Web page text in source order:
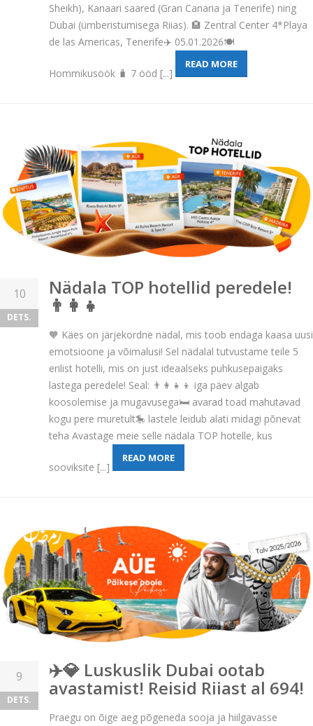
Sheikh), Kanaari saared (Gran Canaria ja Tenerife) ning
Dubai (ümberistumisega Riias). 🏨 Zentral Center 4*Playa
de las Americas, Tenerife✈️ 05.01.2026🍽️
Hommikusöök 🧳 7 ööd [...]
READ MORE
10
DETS.
Nädala TOP hotellid peredele!
👨‍👩‍👧
🧡 Käes on järjekordne nädal, mis toob endaga kaasa uusi
emotsioone ja võimalusi! Sel nädalal tutvustame teile 5
erilist hotelli, mis on just ideaalseks puhkusepaigaks
lastega peredele! Seal: 👨‍👩‍👧‍👦 iga päev algab
koosolemise ja mugavusega🛏️ avarad toad mahutavad
kogu pere muretult🎠 lastele leidub alati midagi põnevat
teha Avastage meie selle nädala TOP hotelle, kus
sooviksite [...]
READ MORE
9
DETS.
✈️💎 Luskuslik Dubai ootab
avastamist! Reisid Riiast al 694!
Praegu on õige aeg põgeneda sooja ja hiilgavasse